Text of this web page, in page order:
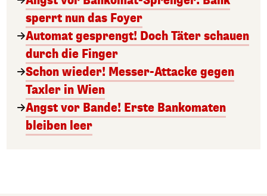
sperrt nun das Foyer
Automat gesprengt! Doch Täter schauen
durch die Finger
Schon wieder! Messer-Attacke gegen
Taxler in Wien
Angst vor Bande! Erste Bankomaten
bleiben leer